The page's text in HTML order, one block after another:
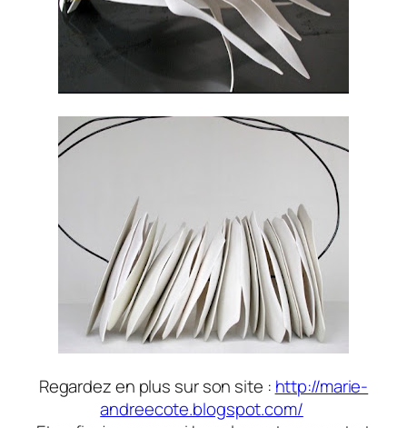
Regardez en plus sur son site : http://marie-
andreecote.blogspot.com/